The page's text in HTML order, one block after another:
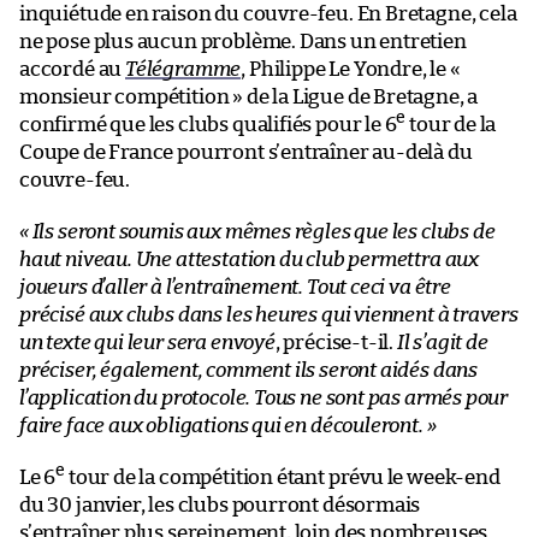
inquiétude en raison du couvre-feu. En Bretagne, cela
ne pose plus aucun problème. Dans un entretien
accordé au Télégramme, Philippe Le Yondre, le «
monsieur compétition » de la Ligue de Bretagne, a
confirmé que les clubs qualifiés pour le 6e tour de la
Coupe de France pourront s’entraîner au-delà du
couvre-feu.
« Ils seront soumis aux mêmes règles que les clubs de
haut niveau. Une attestation du club permettra aux
joueurs d’aller à l’entraînement. Tout ceci va être
précisé aux clubs dans les heures qui viennent à travers
un texte qui leur sera envoyé, précise-t-il. Il s’agit de
préciser, également, comment ils seront aidés dans
l’application du protocole. Tous ne sont pas armés pour
faire face aux obligations qui en découleront. »
Le 6e tour de la compétition étant prévu le week-end
du 30 janvier, les clubs pourront désormais
s’entraîner plus sereinement, loin des nombreuses